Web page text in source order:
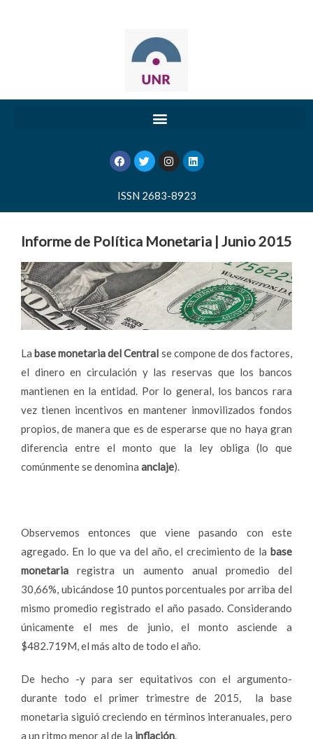
ISSN 2683-8923
Informe de Política Monetaria | Junio 2015
Labase monetaria del Central se compone de dos factores,
el dinero en circulación y las reservas que los bancos
mantienen en la entidad. Por lo general, los bancos rara
vez tienen incentivos en mantener inmovilizados fondos
propios, de manera que es de esperarse que no haya gran
diferencia entre el monto que la ley obliga (lo que
comúnmente se denomina anclaje).
Observemos entonces que viene pasando con este
agregado. En lo que va del año, el crecimiento de la base
monetaria registra un aumento anual promedio del
30,66%, ubicándose 10 puntos porcentuales por arriba del
mismo promedio registrado el año pasado. Considerando
únicamente el mes de junio, el monto asciende a
$482.719M, el más alto de todo el año.
De hecho -y para ser equitativos con el argumento-
durante todo el primer trimestre de 2015, la base
monetaria siguió creciendo en términos interanuales, pero
a un ritmo menor al de la inflación